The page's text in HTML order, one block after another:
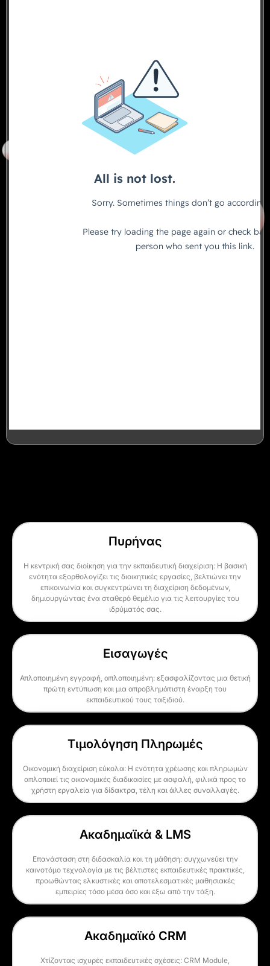
Πυρήνας
Η κεντρική σας διοίκηση για την εκπαιδευτική διαχείριση: Η βασική
ενότητα εξορθολογίζει τις διοικητικές εργασίες, βελτιώνει την
επικοινωνία και συγκεντρώνει τη διαχείριση δεδομένων,
δημιουργώντας ένα σταθερό θεμέλιο για τις λειτουργίες του
ιδρύματός σας.
Εισαγωγές
Απλοποιημένη εγγραφή, απλοποιημένη: εξασφαλίζοντας μια θετική
πρώτη εντύπωση και μια απροβλημάτιστη έναρξη του
εκπαιδευτικού τους ταξιδιού.
Τιμολόγηση Πληρωμές
Οικονομική διαχείριση εύκολα: Η ενότητα χρέωσης και πληρωμών
απλοποιεί τις οικονομικές διαδικασίες με ασφαλή, φιλικά προς το
χρήστη εργαλεία για δίδακτρα, τέλη και άλλες συναλλαγές.
Ακαδημαϊκά & LMS
Επανάσταση στη διδασκαλία και τη μάθηση: συγχωνεύει την
καινοτόμο τεχνολογία με τις βέλτιστες εκπαιδευτικές πρακτικές,
προωθώντας ελκυστικές και αποτελεσματικές μαθησιακές
εμπειρίες τόσο μέσα όσο και έξω από την τάξη.
Ακαδημαϊκό CRM
Χτίζοντας ισχυρές εκπαιδευτικές σχέσεις: CRM Module,